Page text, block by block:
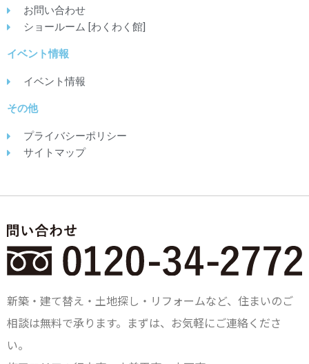
お問い合わせ
ショールーム [わくわく館]
イベント情報
イベント情報
その他
プライバシーポリシー
サイトマップ
新築・建て替え・土地探し・リフォームなど、住まいのご
相談は無料で承ります。まずは、お気軽にご連絡くださ
い。